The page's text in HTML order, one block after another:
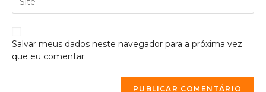
Salvar meus dados neste navegador para a próxima vez
que eu comentar.